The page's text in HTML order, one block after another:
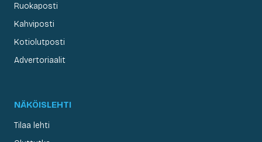
Ruokaposti
Kahviposti
Kotiolutposti
Advertoriaalit
NÄKÖISLEHTI
Tilaa lehti